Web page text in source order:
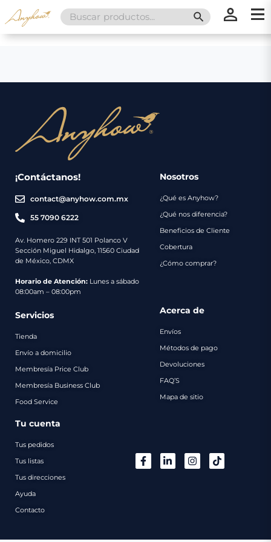
Search
for:
SEARCH
¡Contáctanos!
contact@anyhow.com.mx
55 7090 6222
Av. Homero 229 INT 501 Polanco V
Sección Miguel Hidalgo, 11560 Ciudad
de México, CDMX
Horario de Atención: Lunes a sábado
08:00am – 08:00pm
Nosotros
¿Qué es Anyhow?
¿Qué nos diferencia?
Beneficios de Cliente
Cobertura
¿Cómo comprar?
Servicios
Tienda
Envío a domicilio
Membresía Price Club
Membresía Business Club
Food Service
Acerca de
Envíos
Métodos de pago
Devoluciones
FAQ’S
Mapa de sitio
Tu cuenta
Tus pedidos
Tus listas
Tus direcciones
Ayuda
Contacto
Nosotros
Servicios
Envíos
Métodos
de
Catálogo
Regalos
Contacto